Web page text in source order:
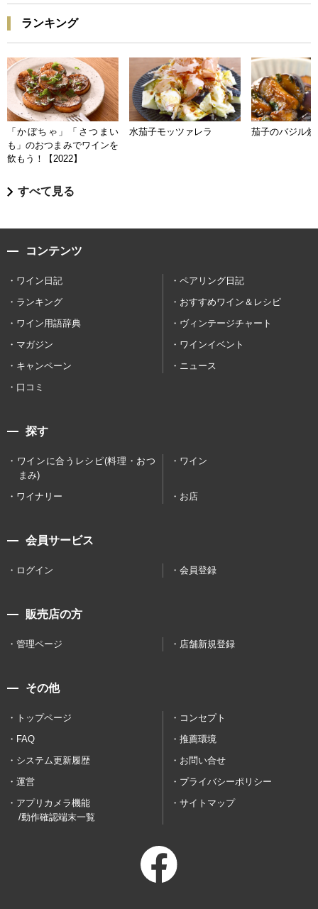
ランキング
「かぼちゃ」「さつまい
も」のおつまみでワインを
飲もう！【2022】
水茄子モッツァレラ 茄子のバジル炒
すべて見る
コンテンツ
ワイン日記
ペアリング日記
ランキング
おすすめワイン＆レシピ
ワイン用語辞典
ヴィンテージチャート
マガジン
ワインイベント
キャンペーン
ニュース
口コミ
探す
ワインに合うレシピ(料理・おつ
まみ)
ワイン
ワイナリー お店
会員サービス
ログイン 会員登録
販売店の方
管理ページ 店舗新規登録
その他
トップページ
コンセプト
FAQ
推薦環境
システム更新履歴
お問い合せ
運営
プライバシーポリシー
アプリカメラ機能
/動作確認端末一覧
サイトマップ